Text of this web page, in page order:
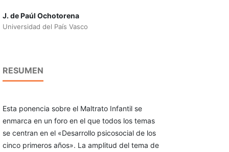
J. de Paúl Ochotorena
Universidad del País Vasco
RESUMEN
Esta ponencia sobre el Maltrato Infantil se
enmarca en un foro en el que todos los temas
se centran en el «Desarrollo psicosocial de los
cinco primeros años». La amplitud del tema de